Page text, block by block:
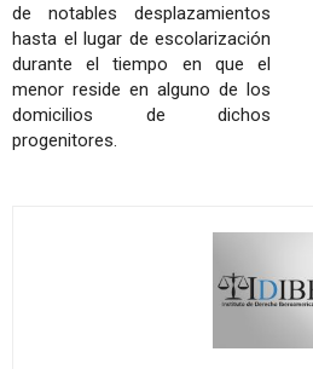
de notables desplazamientos
hasta el lugar de escolarización
durante el tiempo en que el
menor reside en alguno de los
domicilios de dichos
progenitores.